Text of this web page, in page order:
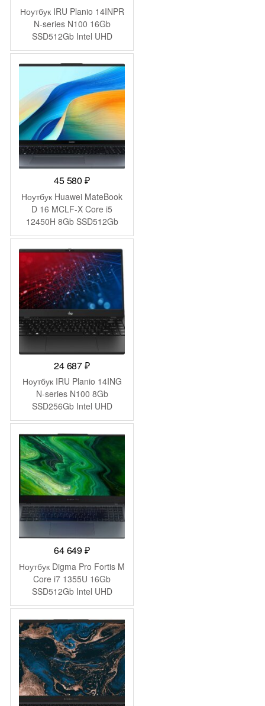
Ноутбук IRU Planio 14INPR
N-series N100 16Gb
SSD512Gb Intel UHD
Graphics 14″ IPS FHD
(1920×1080) FreeDOS grey
WiFi BT Cam 5000mAh
(2078487)
45 580₽
Ноутбук Huawei MateBook
D 16 MCLF-X Core i5
12450H 8Gb SSD512Gb
Intel UHD Graphics 16″ IPS
(1920×1200) без ОС grey
space WiFi BT Cam
(53013YDJ)
24 687₽
Ноутбук IRU Planio 14ING
N-series N100 8Gb
SSD256Gb Intel UHD
Graphics 14″ IPS FHD
(1920×1080) FreeDOS
black WiFi BT Cam
6000mAh (2058902)
64 649₽
Ноутбук Digma Pro Fortis M
Core i7 1355U 16Gb
SSD512Gb Intel UHD
Graphics 15.6″ IPS FHD
Pro grey WiFi BT Cam
4250mAh (DN15P7-
ADXW05)